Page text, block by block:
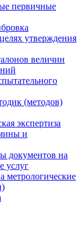
первичные
утверждения
величин
(методов)
экспертиза
и
документов на
услуг
метрологические